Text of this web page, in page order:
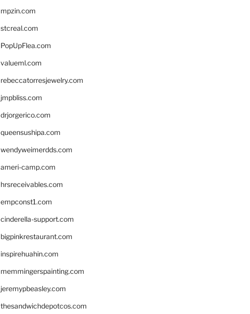
mpzin.com
stcreal.com
PopUpFlea.com
valueml.com
rebeccatorresjewelry.com
jmpbliss.com
drjorgerico.com
queensushipa.com
wendyweimerdds.com
ameri-camp.com
hrsreceivables.com
empconst1.com
cinderella-support.com
bigpinkrestaurant.com
inspirehuahin.com
memmingerspainting.com
jeremypbeasley.com
thesandwichdepotcos.com